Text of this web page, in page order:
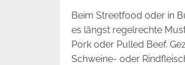
Beim Streetfood oder in
es längst regelrechte
Pork oder Pulled Beef.
Schweine- oder